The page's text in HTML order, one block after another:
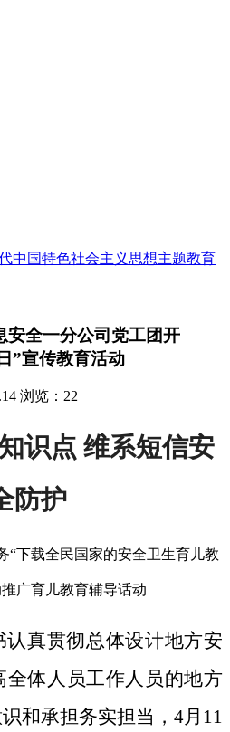
中国特色社会主义思想主题教育
安全一分公司党工团开
”宣传教育活动
浏览：22
识点 维系短信安
防护
“下载全民国家的安全卫生育儿教
广育儿教育辅导话动
认真贯彻总体设计地方安
体人员工作人员的地方
和承担务实担当，4月11